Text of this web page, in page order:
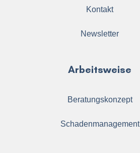
Kontakt
Newsletter
Arbeitsweise
Beratungskonzept
Schadenmanagement